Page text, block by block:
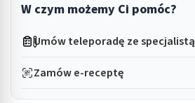
W czym możemy Ci pomóc?
Umów teleporadę ze specjalistą
Zamów e-receptę